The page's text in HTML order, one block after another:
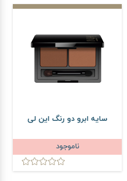
سایه ابرو دو رنگ این لی
ناموجود